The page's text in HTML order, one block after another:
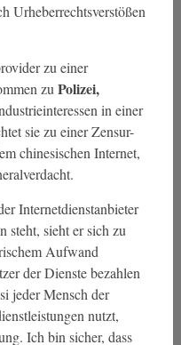
Urheberrechtsverstößen
zu einer
zu Polizei,
in einer
sie zu einer Zensur-
chinesischen Internet,
Internetdienstanbieter
steht, sieht er sich zu
Aufwand
der Dienste bezahlen
jeder Mensch der
nutzt,
Ich bin sicher, dass